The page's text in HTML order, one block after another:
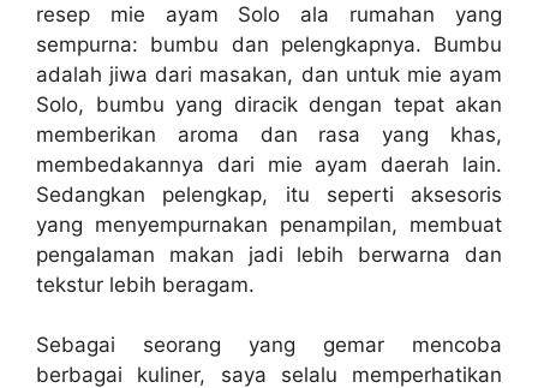
resep mie ayam Solo ala rumahan yang
sempurna: bumbu dan pelengkapnya. Bumbu
adalah jiwa dari masakan, dan untuk mie ayam
Solo, bumbu yang diracik dengan tepat akan
memberikan aroma dan rasa yang khas,
membedakannya dari mie ayam daerah lain.
Sedangkan pelengkap, itu seperti aksesoris
yang menyempurnakan penampilan, membuat
pengalaman makan jadi lebih berwarna dan
tekstur lebih beragam.
Sebagai seorang yang gemar mencoba
berbagai kuliner, saya selalu memperhatikan